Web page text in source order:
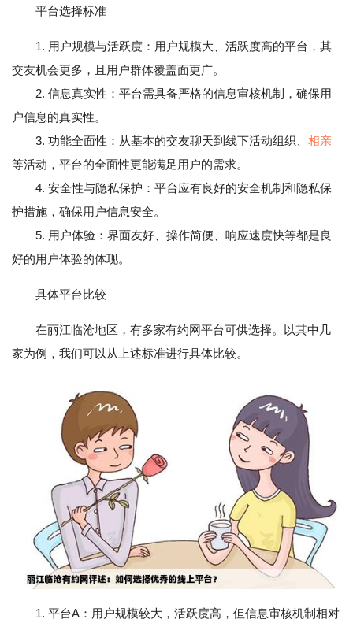
平台选择标准
1. 用户规模与活跃度：用户规模大、活跃度高的平台，其
交友机会更多，且用户群体覆盖面更广。
2. 信息真实性：平台需具备严格的信息审核机制，确保用
户信息的真实性。
3. 功能全面性：从基本的交友聊天到线下活动组织、 相亲
等活动，平台的全面性更能满足用户的需求。
4. 安全性与隐私保护：平台应有良好的安全机制和隐私保
护措施，确保用户信息安全。
5. 用户体验：界面友好、操作简便、响应速度快等都是良
好的用户体验的体现。
具体平台比较
在丽江临沧地区，有多家有约网平台可供选择。以其中几
家为例，我们可以从上述标准进行具体比较。
1. 平台A：用户规模较大，活跃度高，但信息审核机制相对